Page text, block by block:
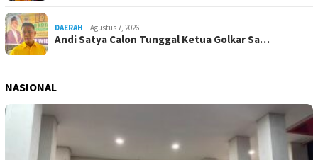
DAERAH Agustus 7, 2026
Andi Satya Calon Tunggal Ketua Golkar Sa…
NASIONAL